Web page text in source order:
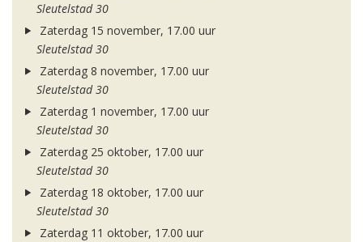
Sleutelstad 30
Zaterdag 15 november, 17.00 uur
Sleutelstad 30
Zaterdag 8 november, 17.00 uur
Sleutelstad 30
Zaterdag 1 november, 17.00 uur
Sleutelstad 30
Zaterdag 25 oktober, 17.00 uur
Sleutelstad 30
Zaterdag 18 oktober, 17.00 uur
Sleutelstad 30
Zaterdag 11 oktober, 17.00 uur